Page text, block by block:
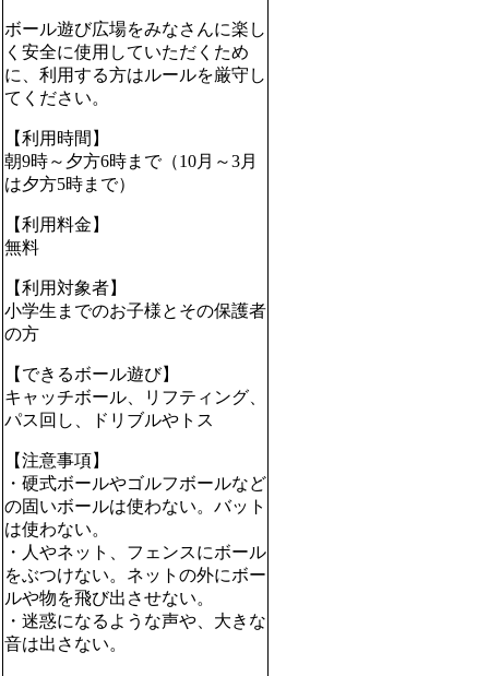
ボール遊び広場をみなさんに楽し
く安全に使用していただくため
に、利用する方はルールを厳守し
てください。
【利用時間】
朝9時～夕方6時まで（10月～3月
は夕方5時まで）
【利用料金】
無料
【利用対象者】
小学生までのお子様とその保護者
の方
【できるボール遊び】
キャッチボール、リフティング、
パス回し、ドリブルやトス
【注意事項】
・硬式ボールやゴルフボールなど
の固いボールは使わない。バット
は使わない。
・人やネット、フェンスにボール
をぶつけない。ネットの外にボー
ルや物を飛び出させない。
・迷惑になるような声や、大きな
音は出さない。